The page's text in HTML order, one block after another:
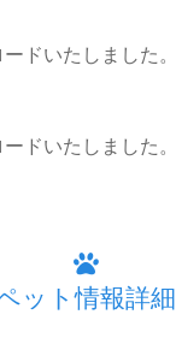
ドいたしました。
ドいたしました。
ット情報詳細